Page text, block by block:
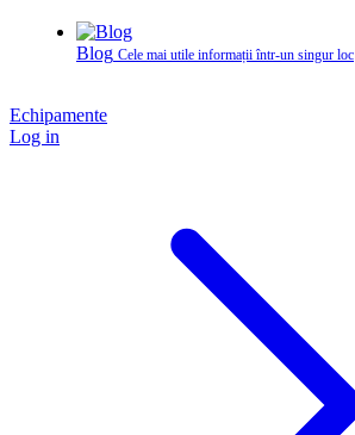
Blog Cele mai utile informații într-un singur loc
Echipamente
Log in